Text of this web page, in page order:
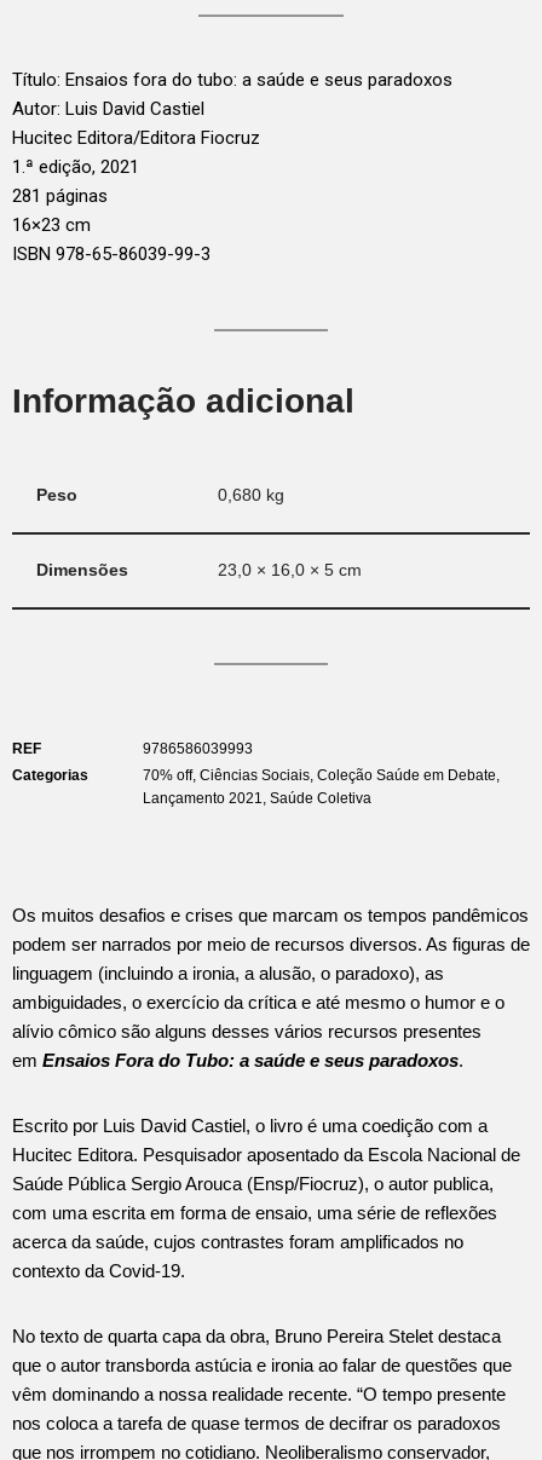
Título: Ensaios fora do tubo: a saúde e seus paradoxos
Autor: Luis David Castiel
Hucitec Editora/Editora Fiocruz
1.ª edição, 2021
281 páginas
16×23 cm
ISBN 978-65-86039-99-3
Informação adicional
Peso 0,680 kg
Dimensões 23,0 × 16,0 × 5 cm
REF
9786586039993
Categorias
70% off, Ciências Sociais, Coleção Saúde em Debate,
Lançamento 2021, Saúde Coletiva
Os muitos desafios e crises que marcam os tempos pandêmicos
podem ser narrados por meio de recursos diversos. As figuras de
linguagem (incluindo a ironia, a alusão, o paradoxo), as
ambiguidades, o exercício da crítica e até mesmo o humor e o
alívio cômico são alguns desses vários recursos presentes
em Ensaios Fora do Tubo: a saúde e seus paradoxos.
Escrito por Luis David Castiel, o livro é uma coedição com a
Hucitec Editora. Pesquisador aposentado da Escola Nacional de
Saúde Pública Sergio Arouca (Ensp/Fiocruz), o autor publica,
com uma escrita em forma de ensaio, uma série de reflexões
acerca da saúde, cujos contrastes foram amplificados no
contexto da Covid-19.
No texto de quarta capa da obra, Bruno Pereira Stelet destaca
que o autor transborda astúcia e ironia ao falar de questões que
vêm dominando a nossa realidade recente. “O tempo presente
nos coloca a tarefa de quase termos de decifrar os paradoxos
que nos irrompem no cotidiano. Neoliberalismo conservador,